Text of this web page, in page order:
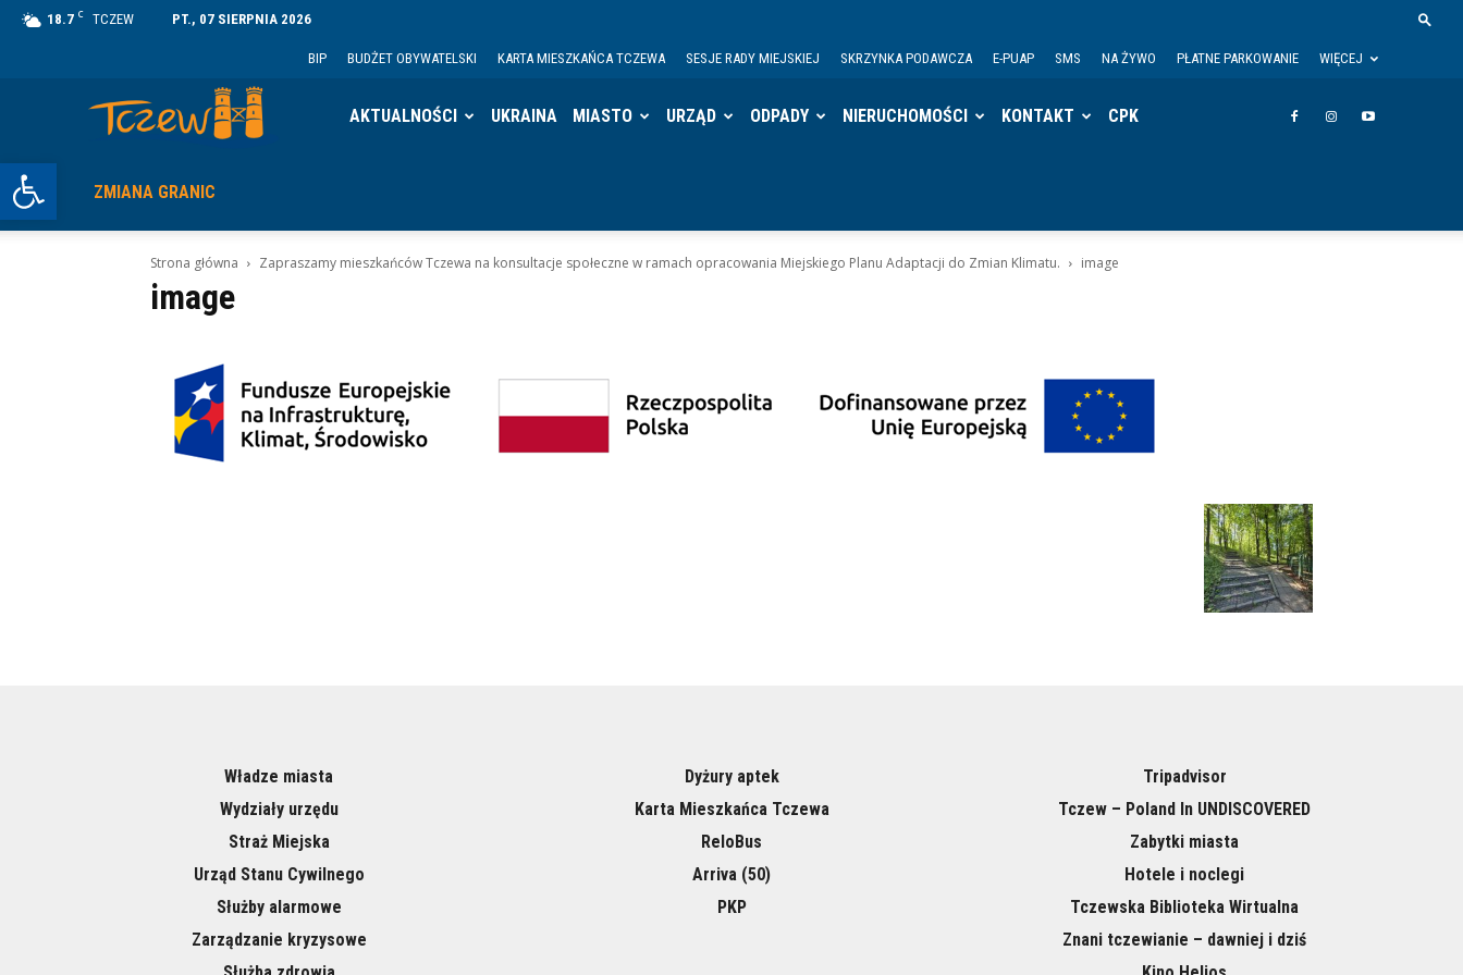
Otwórz pasek narzędzi
18.7 C TCZEW PT., 07 SIERPNIA 2026
BIP BUDŻET OBYWATELSKI KARTA MIESZKAŃCA TCZEWA SESJE RADY MIEJSKIEJ SKRZYNKA PODAWCZA E-PUAP SMS NA ŻYWO PŁATNE PARKOWANIE WIĘCEJ
AKTUALNOŚCI UKRAINA MIASTO URZĄD ODPADY NIERUCHOMOŚCI KONTAKT CPK
ZMIANA GRANIC
Strona główna Zapraszamy mieszkańców Tczewa na konsultacje społeczne w ramach opracowania Miejskiego Planu Adaptacji do Zmian Klimatu. image
image
Władze miasta
Wydziały urzędu
Straż Miejska
Urząd Stanu Cywilnego
Służby alarmowe
Zarządzanie kryzysowe
Dyżury aptek
Karta Mieszkańca Tczewa
ReloBus
Arriva (50)
PKP
Tripadvisor
Tczew – Poland In UNDISCOVERED
Zabytki miasta
Hotele i noclegi
Tczewska Biblioteka Wirtualna
Znani tczewianie – dawniej i dziś